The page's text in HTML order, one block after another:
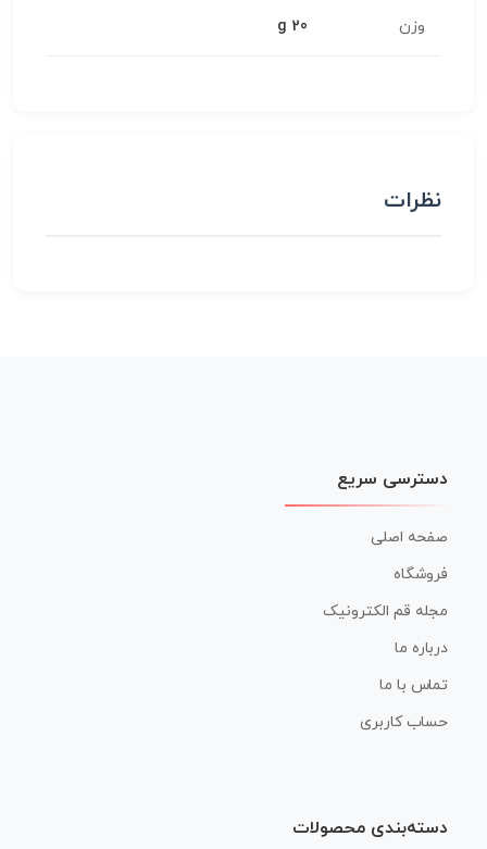
وزن 20 g
نظرات
دسترسی سریع
صفحه اصلی
فروشگاه
مجله قم الکترونیک
درباره ما
تماس با ما
حساب کاربری
دسته‌بندی محصولات